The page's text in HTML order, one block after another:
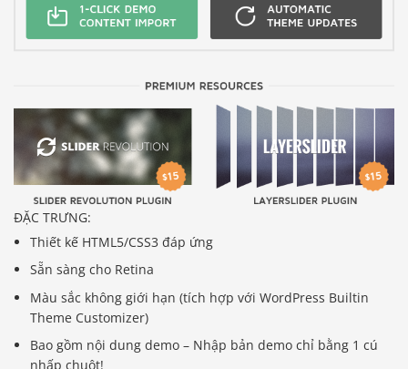
ĐẶC TRƯNG:
Thiết kế HTML5/CSS3 đáp ứng
Sẵn sàng cho Retina
Màu sắc không giới hạn (tích hợp với WordPress Builtin
Theme Customizer)
Bao gồm nội dung demo – Nhập bản demo chỉ bằng 1 cú
nhấp chuột!